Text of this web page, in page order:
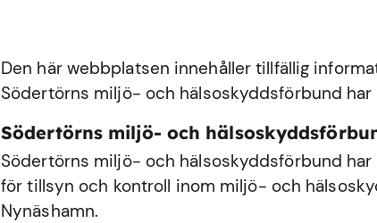
Den här webbplatsen innehåller tillfällig
Södertörns miljö- och hälsoskyddsförbund
Södertörns miljö- och
Södertörns miljö- och hälsoskyddsförbund
för tillsyn och kontroll inom miljö- och
Nynäshamn.